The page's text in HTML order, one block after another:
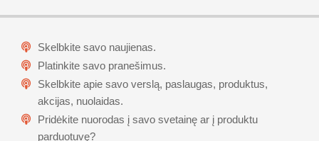
Skelbkite savo naujienas.
Platinkite savo pranešimus.
Skelbkite apie savo verslą, paslaugas, produktus,
akcijas, nuolaidas.
Pridėkite nuorodas į savo svetainę ar į produktu
parduotuvę?